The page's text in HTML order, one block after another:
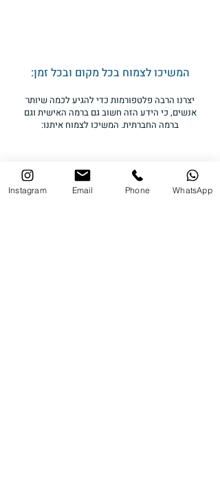
החכמים ביותר מחזיקים
בדעות המטופשות ביותר?
האם מדובר במגמה בכל
העולם?
המשיכו לצמוח בכל מקום ובכל זמן:
יצרנו הרבה פלטפורמות כדי להגיע לכמה שיותר
אנשים, כי הידע הזה חשוב גם ברמה האישית וגם
ברמה החברתית. המשיכו לצמוח איתנו:
לדף הפייסבוק של פרופ' עוז גוטרמן Instagram Email Phone WhatsApp